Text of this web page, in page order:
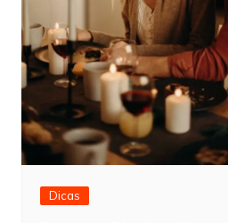
Dicas